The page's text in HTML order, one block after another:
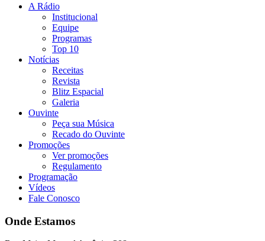
A Rádio
Institucional
Equipe
Programas
Top 10
Notícias
Receitas
Revista
Blitz Espacial
Galeria
Ouvinte
Peça sua Música
Recado do Ouvinte
Promoções
Ver promoções
Regulamento
Programação
Vídeos
Fale Conosco
Onde Estamos